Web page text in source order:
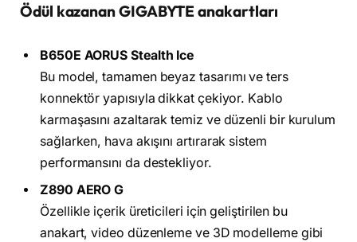
Ödül kazanan GIGABYTE anakartları
B650E AORUS Stealth Ice
Bu model, tamamen beyaz tasarımı ve ters
konnektör yapısıyla dikkat çekiyor. Kablo
karmaşasını azaltarak temiz ve düzenli bir kurulum
sağlarken, hava akışını artırarak sistem
performansını da destekliyor.
Z890 AERO G
Özellikle içerik üreticileri için geliştirilen bu
anakart, video düzenleme ve 3D modelleme gibi